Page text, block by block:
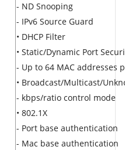
- ND Snooping
- IPv6 Source Guard
• DHCP Filter
• Static/Dynamic Port
- Up to 64 MAC addresses
• Broadcast/Multicast/
- kbps/ratio control mode
• 802.1X
- Port base authentication
- Mac base authentication